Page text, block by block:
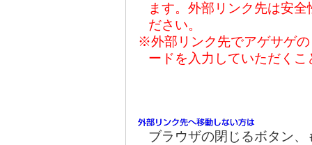
ます。外部リンク先は安
ださい。
※外部リンク先でアゲサゲ
ードを入力していただく
ブラウザの閉じるボタン